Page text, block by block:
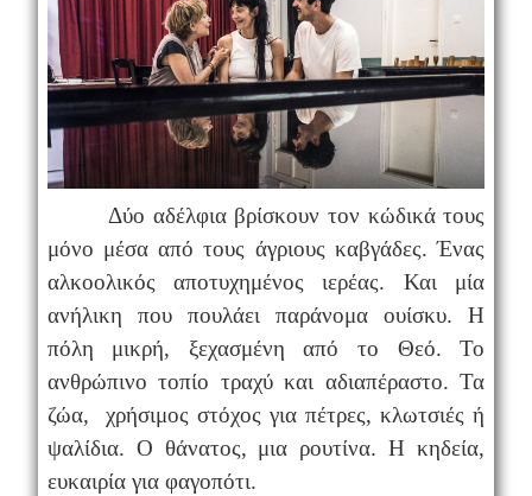
Δύο αδέλφια βρίσκουν τον κώδικά τους
μόνο μέσα από τους άγριους καβγάδες. Ένας
αλκοολικός αποτυχημένος ιερέας. Και μία
ανήλικη που πουλάει παράνομα ουίσκυ. Η
πόλη μικρή, ξεχασμένη από το Θεό. Το
ανθρώπινο τοπίο τραχύ και αδιαπέραστο. Τα
ζώα, χρήσιμος στόχος για πέτρες, κλωτσιές ή
ψαλίδια. Ο θάνατος, μια ρουτίνα. Η κηδεία,
ευκαιρία για φαγοπότι.